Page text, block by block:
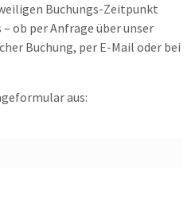
Buchungs-Zeitpunkt
ob per Anfrage über unser
Buchung, per E-Mail oder bei
aus: